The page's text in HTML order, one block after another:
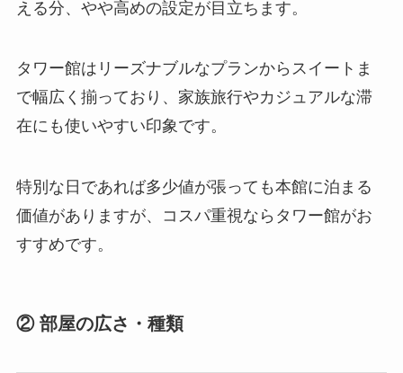
える分、やや高めの設定が目立ちます。
タワー館はリーズナブルなプランからスイートま
で幅広く揃っており、家族旅行やカジュアルな滞
在にも使いやすい印象です。
特別な日であれば多少値が張っても本館に泊まる
価値がありますが、コスパ重視ならタワー館がお
すすめです。
② 部屋の広さ・種類